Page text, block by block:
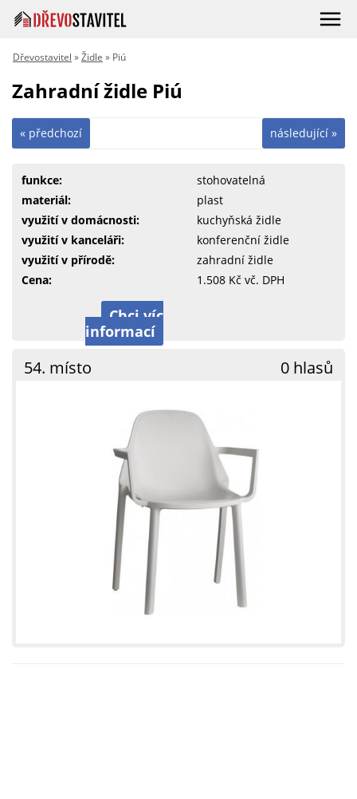
Dřevostavitel »Židle » Piú
Zahradní židle Piú
následující »
« předchozí
funkce:
stohovatelná
materiál:
plast
využití v domácnosti:
kuchyňská židle
využití v kanceláři:
konferenční židle
využití v přírodě:
zahradní židle
Cena:
1.508 Kč vč. DPH
Chci víc
informací
54. místo 0 hlasů